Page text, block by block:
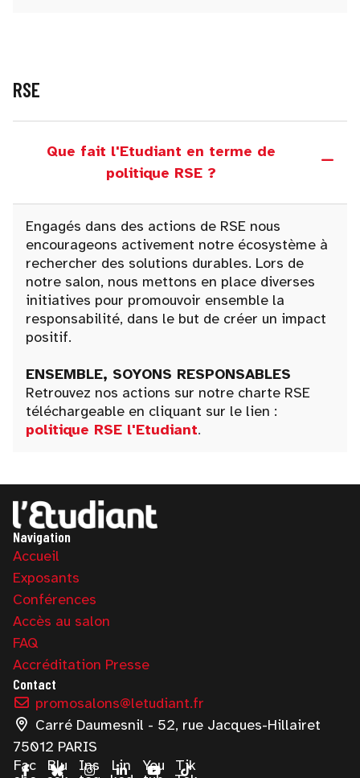
RSE
Que fait l'Etudiant en terme de
politique RSE ?
Engagés dans des actions de RSE nous
encourageons activement notre écosystème à
rechercher des solutions durables. Lors de
notre salon, nous mettons en place diverses
initiatives pour promouvoir ensemble la
responsabilité, dans le but de créer un impact
positif.
ENSEMBLE, SOYONS RESPONSABLES
Retrouvez nos actions sur notre charte RSE
téléchargeable en cliquant sur le lien :
politique RSE l'Etudiant.
Navigation
Accueil
Exposants
Conférences
Accès au salon
FAQ
Accréditation Presse
Contact
promosalons@letudiant.fr
Carré Daumesnil - 52, rue Jacques-Hillairet
75012 PARIS
Fac
Blu
Ins
Lin
You
Tik